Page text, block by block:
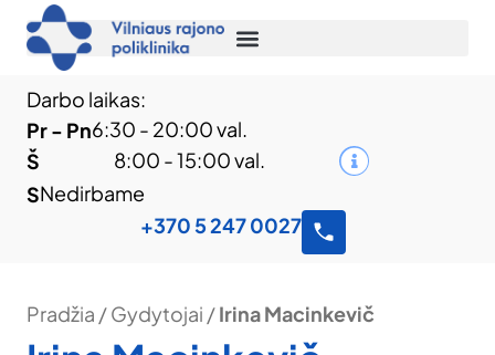
Darbo laikas:
Pr - Pn6:30 - 20:00 val.
Š
8:00 - 15:00 val.
SNedirbame
+370 5 247 0027
Pradžia /Gydytojai /Irina Macinkevič